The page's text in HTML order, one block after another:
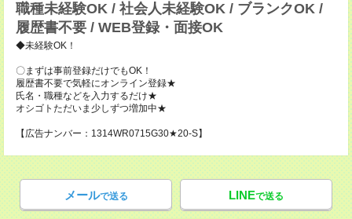
職種未経験OK / 社会人未経験OK / ブランクOK /
履歴書不要 / WEB登録・面接OK
◆未経験OK！
〇まずは事前登録だけでもOK！
履歴書不要で気軽にオンライン登録★
氏名・職種などを入力するだけ★
オシゴトただいま少しずつ増加中★
【広告ナンバー：1314WR0715G30★20-S】
メールで送る LINEで送る